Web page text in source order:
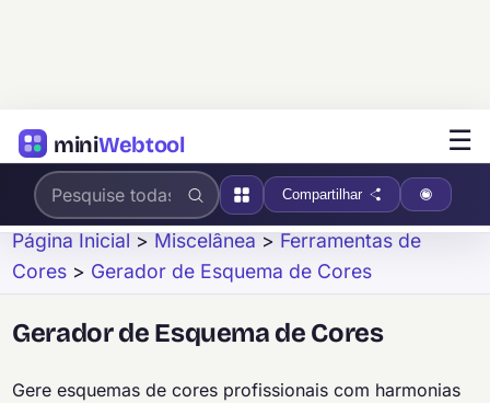
miniWebtool ☰
Compartilhar
Página Inicial > Miscelânea > Ferramentas de
Cores > Gerador de Esquema de Cores
Gerador de Esquema de Cores
Gere esquemas de cores profissionais com harmonias